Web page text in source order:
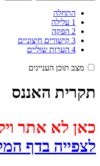
התחלה
1 עלילה
2 הפקה
3 קישורים חיצוניים
4 הערות שוליים
מצב תוכן העניינים
תקרית האננס
כאן לא אתר ויקיפדיה.
לצפייה בדף